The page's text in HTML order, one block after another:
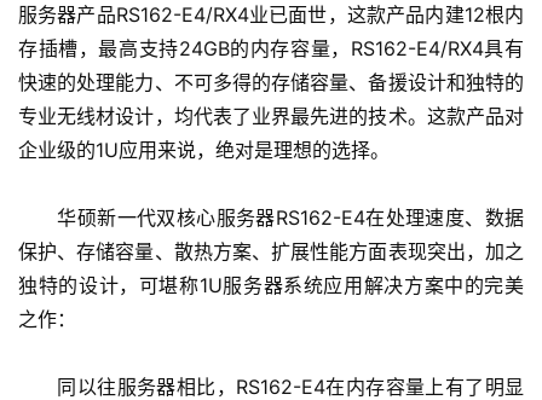
服务器产品RS162-E4/RX4业已面世，这款产品内建12根内
存插槽，最高支持24GB的内存容量，RS162-E4/RX4具有
快速的处理能力、不可多得的存储容量、备援设计和独特的
专业无线材设计，均代表了业界最先进的技术。这款产品对
企业级的1U应用来说，绝对是理想的选择。
华硕新一代双核心服务器RS162-E4在处理速度、数据
保护、存储容量、散热方案、扩展性能方面表现突出，加之
独特的设计，可堪称1U服务器系统应用解决方案中的完美
之作：
同以往服务器相比，RS162-E4在内存容量上有了明显